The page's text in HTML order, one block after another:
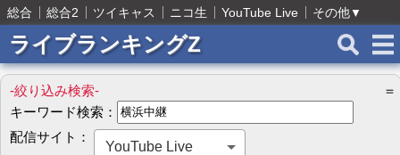
総合 総合2 ツイキャス ニコ生 YouTube Live その他▼
ライブランキングZ
-絞り込み検索-
＝
キーワード検索：
配信サイト：
YouTube Live